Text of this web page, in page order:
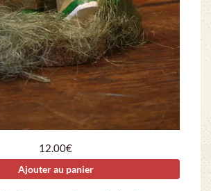
12.00€
Ajouter au panier